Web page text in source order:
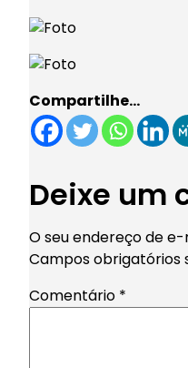
Compartilhe…
Deixe um
O seu endereço de
Campos obrigatórios
Comentário *